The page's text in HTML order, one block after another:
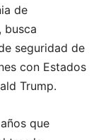
de
busca
seguridad de
con Estados
Trump.
que